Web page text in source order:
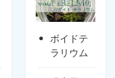
ボイドテ
ラリウム